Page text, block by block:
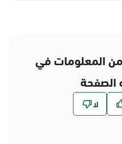
المعلومات في